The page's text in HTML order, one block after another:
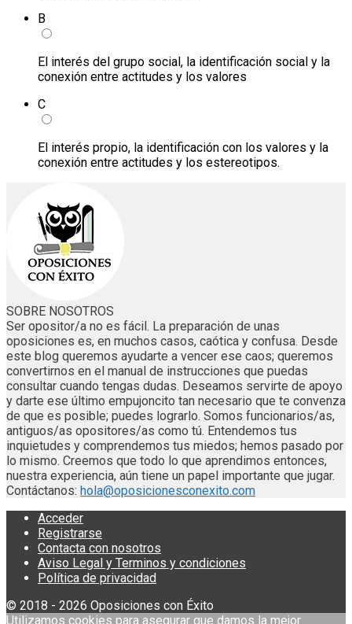
B
El interés del grupo social, la identificación social y la
conexión entre actitudes y los valores
C
El interés propio, la identificación con los valores y la
conexión entre actitudes y los estereotipos.
SOBRE NOSOTROS
Ser opositor/a no es fácil. La preparación de unas
oposiciones es, en muchos casos, caótica y confusa. Desde
este blog queremos ayudarte a vencer ese caos; queremos
convertirnos en el manual de instrucciones que puedas
consultar cuando tengas dudas. Deseamos servirte de apoyo
y darte ese último empujoncito tan necesario que te convenza
de que es posible; puedes lograrlo. Somos funcionarios/as,
antiguos/as opositores/as como tú. Entendemos tus
inquietudes y comprendemos tus miedos; hemos pasado por
lo mismo. Creemos que todo lo que aprendimos entonces,
nuestra experiencia, aún tiene un papel importante que jugar.
Contáctanos: hola@oposicionesconexito.com
Acceder
Registrarse
Contacta con nosotros
Aviso Legal y Terminos y condiciones
Política de privacidad
© 2018 - 2026 Oposiciones con Éxito
Utilizamos cookies para asegurar que damos la mejor